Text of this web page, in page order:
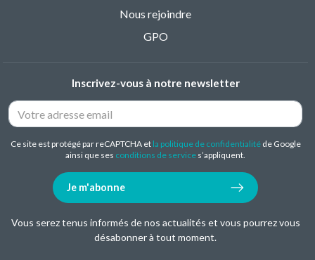
Nous rejoindre
GPO
Inscrivez-vous à notre newsletter
Ce site est protégé par reCAPTCHA et la politique de confidentialitéde Google
ainsi que ses conditions de service s’appliquent.
Je m'abonne
Vous serez tenus informés de nos actualités et vous pourrez vous
désabonner à tout moment.